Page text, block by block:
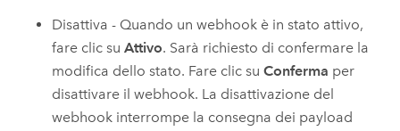
Disattiva - Quando un webhook è in stato attivo,
fare clic suAttivo. Sarà richiesto di confermare la
modifica dello stato. Fare clic suConferma per
disattivare il webhook. La disattivazione del
webhook interrompe la consegna dei payload